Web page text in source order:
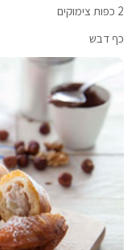
2 כפות צימוקים
כף דבש